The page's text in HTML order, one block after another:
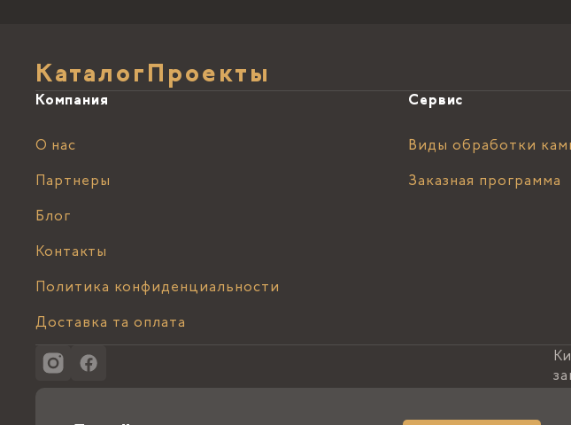
Каталог Проекты
Компания
О нас
Партнеры
Блог
Контакты
Политика конфиденциальности
Доставка та оплата
Сервис
Виды обработки
Заказная программа